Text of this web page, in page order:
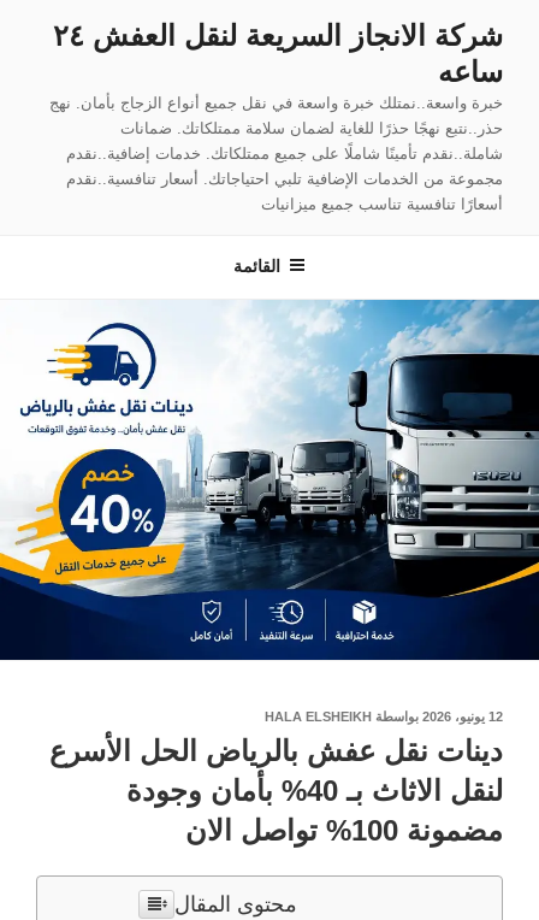
المحتوى
شركة الانجاز السريعة لنقل العفش ٢٤
ساعه
خبرة واسعة..نمتلك خبرة واسعة في نقل جميع أنواع الزجاج بأمان. نهج
حذر..نتبع نهجًا حذرًا للغاية لضمان سلامة ممتلكاتك. ضمانات
شاملة..نقدم تأمينًا شاملًا على جميع ممتلكاتك. خدمات إضافية..نقدم
مجموعة من الخدمات الإضافية تلبي احتياجاتك. أسعار تنافسية..نقدم
أسعارًا تنافسية تناسب جميع ميزانيات
القائمة
نُشر
12 يونيو، 2026 بواسطة HALA ELSHEIKH
دينات نقل عفش بالرياض الحل الأسرع
لنقل الاثاث بـ 40% بأمان وجودة
مضمونة 100% تواصل الان
محتوى المقال